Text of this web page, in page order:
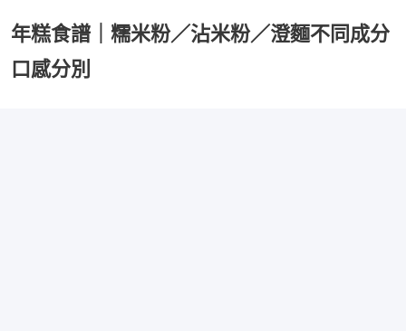
年糕食譜｜糯米粉／沾米粉／澄麵不同成分
口感分別